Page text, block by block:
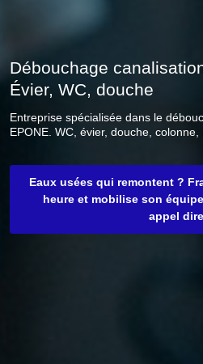
Débouchage
Évier, WC, douche
Entreprise spécialisée dans le
EPONE. WC, évier, douche, colonne,
Eaux usées qui remontent ?
heure et mobilise son
appel